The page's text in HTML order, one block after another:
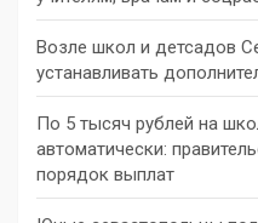
Возле школ и детсадов
устанавливать
По 5 тысяч рублей на
автоматически:
порядок выплат